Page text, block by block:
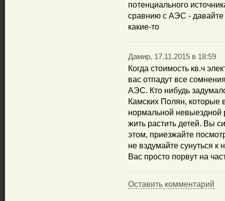
потенциального
сравнию с АЭС -
какие-то
Дамир, 17.11.2015 в 18:59
Когда стоимость кв.ч
вас отпадут все
АЭС. Кто нибудь
Камских Полян, которые
нормальной
жить растить детей. Вы
этом, приезжайте
не вздумайте сунуться
Вас просто порвут на
Оставить комментарий